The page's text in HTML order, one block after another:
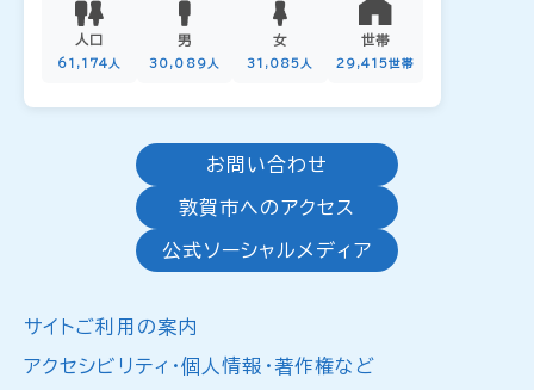
人口
61,174人
男
30,089人
女
31,085人
世帯
29,415世帯
お問い合わせ
敦賀市へのアクセス
公式ソーシャルメディア
サイトご利用の案内
アクセシビリティ・個人情報・著作権など